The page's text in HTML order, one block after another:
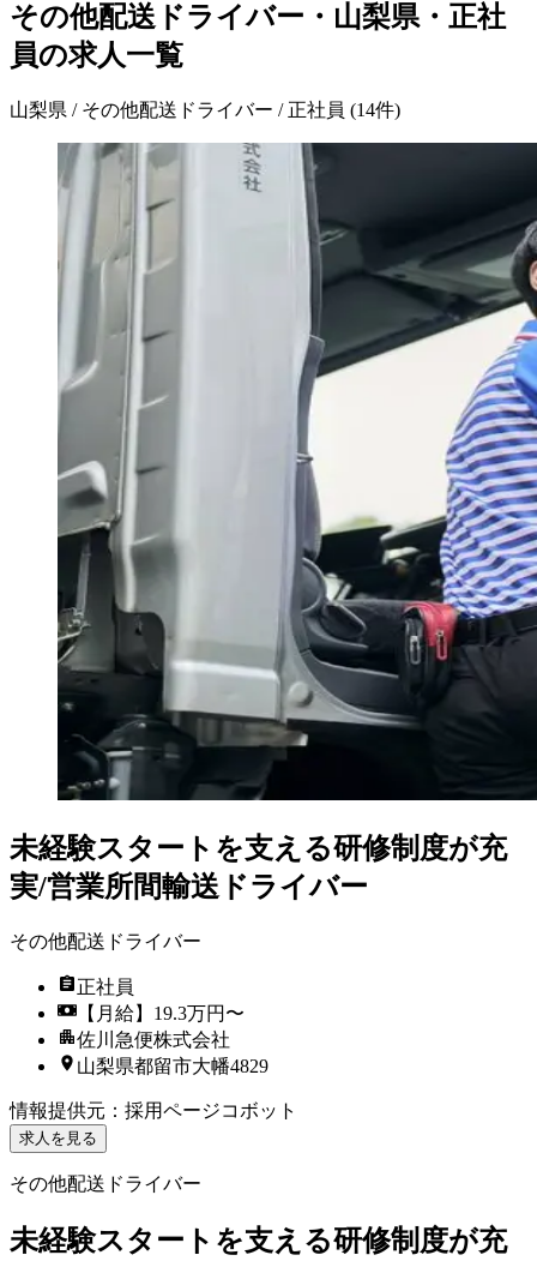
その他配送ドライバー・山梨県・正社
員の求人一覧
山梨県 / その他配送ドライバー / 正社員 (14件)
未経験スタートを支える研修制度が充
実/営業所間輸送ドライバー
その他配送ドライバー
正社員
【月給】19.3万円〜
佐川急便株式会社
山梨県都留市大幡4829
情報提供元 ： 採用ページコボット
求人を見る
その他配送ドライバー
未経験スタートを支える研修制度が充